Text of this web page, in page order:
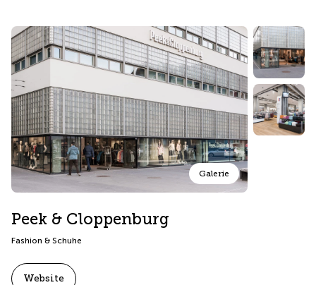
Galerie
Peek & Cloppenburg
Fashion & Schuhe
Website